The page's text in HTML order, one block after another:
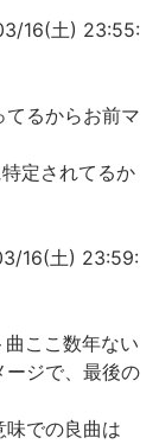
16(土) 23:55:
るからお前マ
定されてるか
16(土) 23:59:
ここ数年ない
ージで、最後の
味での良曲は